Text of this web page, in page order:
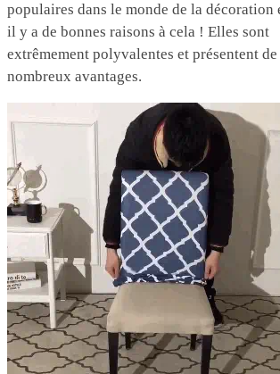
populaires dans le monde de la décoration
il y a de bonnes raisons à cela ! Elles sont
extrêmement polyvalentes et présentent de
nombreux avantages.